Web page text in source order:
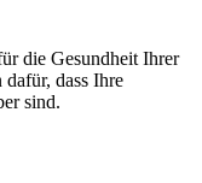
die Gesundheit Ihrer
dass Ihre
sind.